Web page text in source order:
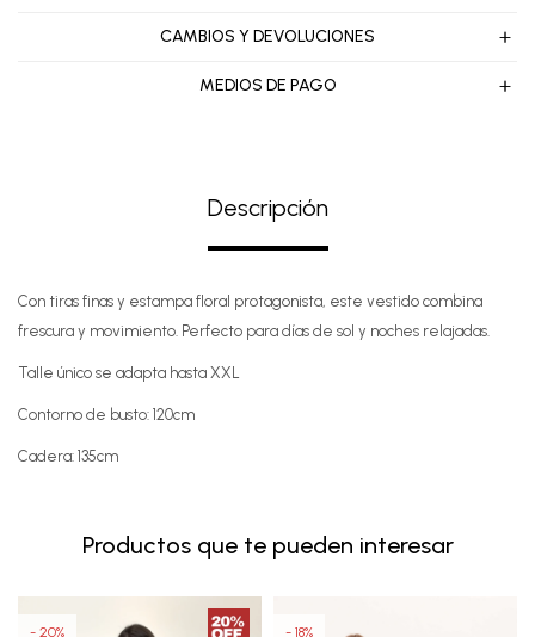
CAMBIOS Y DEVOLUCIONES
MEDIOS DE PAGO
Descripción
Con tiras finas y estampa floral protagonista, este vestido combina
frescura y movimiento. Perfecto para días de sol y noches relajadas.
Talle único se adapta hasta XXL
Contorno de busto: 120cm
Cadera: 135cm
Productos que te pueden interesar
20 18